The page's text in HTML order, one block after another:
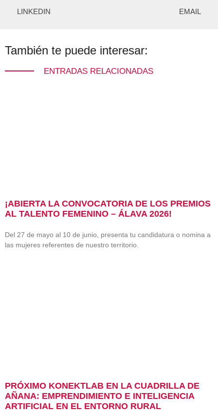
LINKEDIN
EMAIL
También te puede interesar:
ENTRADAS RELACIONADAS
¡ABIERTA LA CONVOCATORIA DE LOS PREMIOS
AL TALENTO FEMENINO – ÁLAVA 2026!
Del 27 de mayo al 10 de junio, presenta tu candidatura o nomina a
las mujeres referentes de nuestro territorio.
PRÓXIMO KONEKTLAB EN LA CUADRILLA DE
AÑANA: EMPRENDIMIENTO E INTELIGENCIA
ARTIFICIAL EN EL ENTORNO RURAL